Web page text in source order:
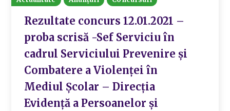
Rezultate concurs 12.01.2021 –
proba scrisă -Sef Serviciu în
cadrul Serviciului Prevenire și
Combatere a Violenței în
Mediul Școlar – Direcția
Evidență a Persoanelor şi